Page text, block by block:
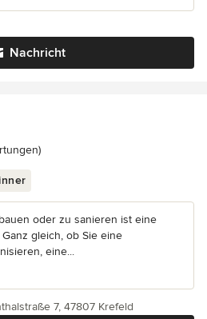
Nachricht
5 von 5 Sternen
oder zu sanieren ist eine
gleich, ob Sie eine
eine...
7, 47807 Krefeld